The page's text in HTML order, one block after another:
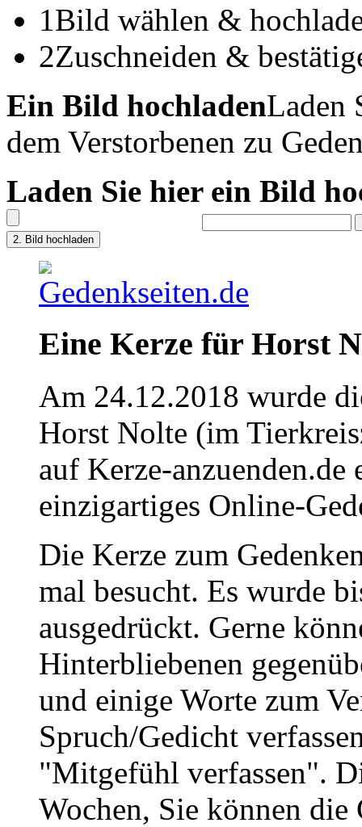
1Bild wählen &
2Zuschneiden &
Ein Bild hochladenLaden
dem Verstorbenen zu
Laden Sie hier ein Bild
Eine Kerze für Horst
Am 24.12.2018 wurde
Horst Nolte (im
auf Kerze-
einzigartiges Online-
Die Kerze zum
mal besucht. Es wurde
ausgedrückt. Gerne
Hinterbliebenen
und einige Worte zum
Spruch/Gedicht
"Mitgefühl verfassen".
Wochen, Sie können die